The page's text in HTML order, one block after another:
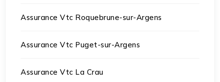
Assurance Vtc Roquebrune-sur-Argens
Assurance Vtc Puget-sur-Argens
Assurance Vtc La Crau